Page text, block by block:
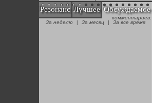
"Аркадий Коц" на
эгалите-фесте "Не
Резонанс Лучшее Обсуждаемое
комментариев:
За неделю
| За месяц | За все время